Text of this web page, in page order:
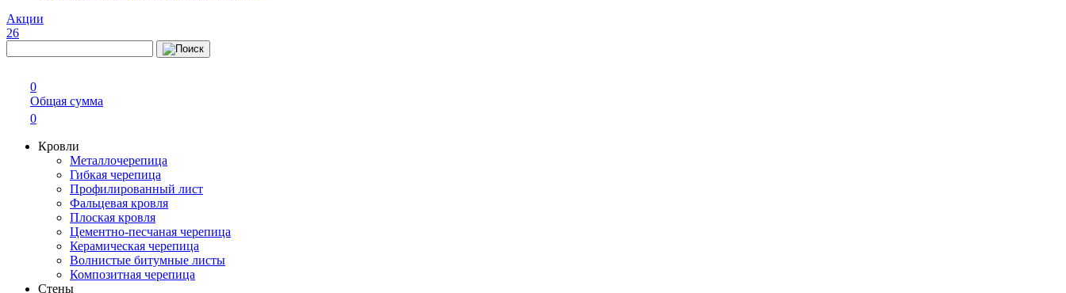
Акции
26
0
Общая сумма
0
Кровли
Металлочерепица
Гибкая черепица
Профилированный лист
Фальцевая кровля
Плоская кровля
Цементно-песчаная черепица
Керамическая черепица
Волнистые битумные листы
Композитная черепица
Стены